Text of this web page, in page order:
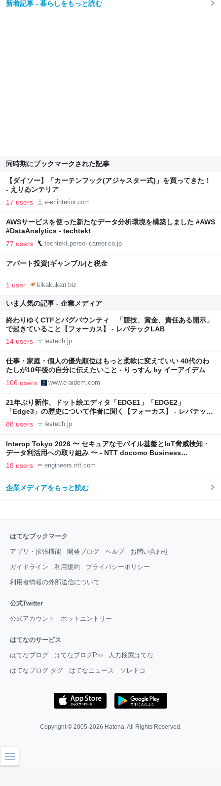
新着記事 - 暮らしをもっと読む
同時期にブックマークされた記事
【ダイソー】「カーテンフック(アジャスター式)」を買ってきた！
- えりゐンテリア
17 users e-eriinterior.com
AWSサービスを使った新たなデータ分析環境を構築しました #AWS
#DataAnalytics - techtekt
77 users techtekt.persol-career.co.jp
アパート投資(ギャンブル)と税金
1 user kikakukan.biz
いま人気の記事 - 企業メディア
終わりゆくCTFとバグバウンティ 「競技、賞金、責任ある開示」
で起きていること【フォーカス】 - レバテックLAB
14 users levtech.jp
仕事・家庭・個人の優先順位はもっと柔軟に変えていい 40代のわ
たしが10年後の自分に伝えたいこと - りっすん by イーアイデム
106 users www.e-aidem.com
21年ぶり新作、ドット絵エディタ「EDGE1」「EDGE2」
「Edge3」の歴史について作者に聞く【フォーカス】 - レバテック
LAB
88 users levtech.jp
Interop Tokyo 2026 〜 セキュアなモバイル基盤とIoT脅威検知・
データ利活用への取り組み 〜 - NTT docomo Business
Engineers' Blog
18 users engineers.ntt.com
企業メディアをもっと読む
はてなブックマーク
アプリ・拡張機能 開発ブログ ヘルプ お問い合わせ
ガイドライン 利用規約 プライバシーポリシー
利用者情報の外部送信について
公式Twitter
公式アカウント ホットエントリー
はてなのサービス
はてなブログ はてなブログPro 人力検索はてな
はてなブログ タグ はてなニュース ソレドコ
Copyright © 2005-2026 Hatena . All Rights Reserved.